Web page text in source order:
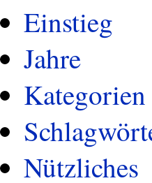
Einstieg
Jahre
Kategorien
Nützliches